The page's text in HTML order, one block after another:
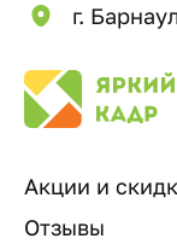
г. Барнаул
Акции и
Отзывы